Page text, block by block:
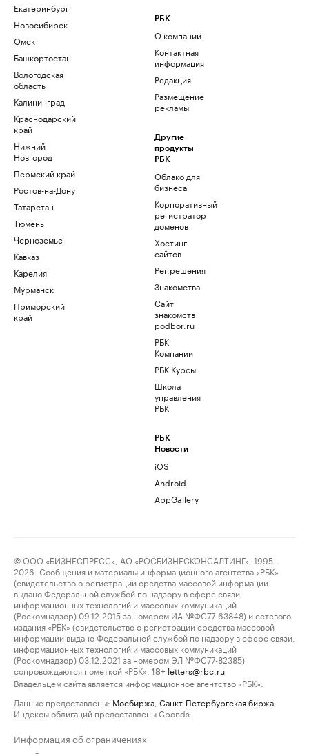
Екатеринбург
Новосибирск
Омск
Башкортостан
Вологодская
область
Калининград
Краснодарский
край
Нижний
Новгород
Пермский край
Ростов-на-Дону
Татарстан
Тюмень
Черноземье
Кавказ
Карелия
Мурманск
Приморский
край
РБК
О компании
Контактная
информация
Редакция
Размещение
рекламы
Другие
продукты
РБК
Облако для
бизнеса
Корпоративный
регистратор
доменов
Хостинг
сайтов
Рег.решения
Знакомства
Сайт
знакомств
podbor.ru
РБК
Компании
РБК Курсы
Школа
управления
РБК
РБК
Новости
iOS
Android
AppGallery
© ООО «БИЗНЕСПРЕСС», АО «РОСБИЗНЕСКОНСАЛТИНГ», 1995–
2026. Сообщения и материалы информационного агентства «РБК»
(свидетельство о регистрации средства массовой информации
выдано Федеральной службой по надзору в сфере связи,
информационных технологий и массовых коммуникаций
(Роскомнадзор) 09.12.2015 за номером ИА №ФС77-63848) и сетевого
издания «РБК» (свидетельство о регистрации средства массовой
информации выдано Федеральной службой по надзору в сфере связи,
информационных технологий и массовых коммуникаций
(Роскомнадзор) 03.12.2021 за номером ЭЛ №ФС77-82385)
сопровождаются пометкой «РБК».
18+ letters@rbc.ru
Владельцем сайта является информационное агентство «РБК».
Данные предоставлены: Мосбиржа Санкт-Петербургская биржа
Индексы облигаций предоставлены Cbonds.
Информация об ограничениях